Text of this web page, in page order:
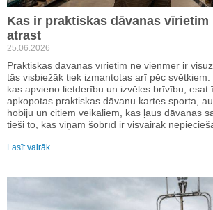
Kas ir praktiskas dāvanas vīrietim
atrast
25.06.2026
Praktiskas dāvanas vīrietim ne vienmēr ir
tās visbiežāk tiek izmantotas arī pēc
kas apvieno lietderību un izvēles brīvību, esat
apkopotas praktiskas dāvanu kartes sporta,
hobiju un citiem veikaliem, kas ļaus dāvanas
tieši to, kas viņam šobrīd ir visvairāk
Lasīt vairāk…